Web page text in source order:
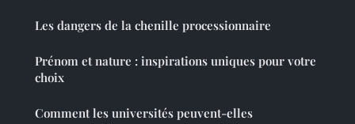
Les dangers de la chenille processionnaire
Prénom et nature : inspirations uniques pour votre
choix
Comment les universités peuvent-elles